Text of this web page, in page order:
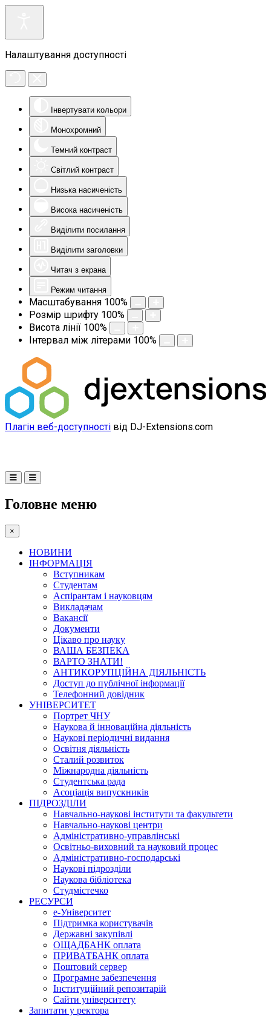
Налаштування доступності
Інвертувати кольори
Монохромний
Темний контраст
Світлий контраст
Низька насиченість
Висока насиченість
Виділити посилання
Виділити заголовки
Читач з екрана
Режим читання
Масштабування 100%
Розмір шрифту 100%
Висота лінії 100%
Інтервал між літерами 100%
Плагін веб-доступності від DJ-Extensions.com
Головне меню
×
НОВИНИ
ІНФОРМАЦІЯ
Вступникам
Студентам
Аспірантам і науковцям
Викладачам
Вакансії
Документи
Цікаво про науку
ВАША БЕЗПЕКА
ВАРТО ЗНАТИ!
АНТИКОРУПЦІЙНА ДІЯЛЬНІСТЬ
Доступ до публічної інформації
Телефонний довідник
УНІВЕРСИТЕТ
Портрет ЧНУ
Наукова й інноваційна діяльність
Наукові періодичні видання
Освітня діяльність
Сталий розвиток
Міжнародна діяльність
Студентська рада
Асоціація випускників
ПІДРОЗДІЛИ
Навчально-наукові інститути та факультети
Навчально-наукові центри
Адміністративно-управлінські
Освітньо-виховний та науковий процес
Адміністративно-господарські
Наукові підрозділи
Наукова бібліотека
Студмістечко
РЕСУРСИ
е-Університет
Підтримка користувачів
Державні закупівлі
ОЩАДБАНК оплата
ПРИВАТБАНК оплата
Поштовий сервер
Програмне забезпечення
Інституційний репозитарій
Сайти університету
Запитати у ректора